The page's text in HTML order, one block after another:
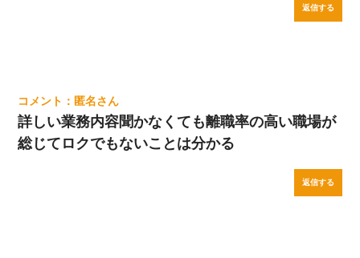
返信する
匿名
詳しい業務内容聞かなくても離職率の高い職場が
総じてロクでもないことは分かる
返信する